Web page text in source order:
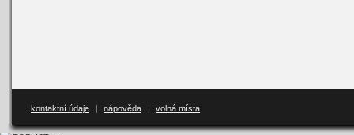
kontaktní údaje | nápověda | volná místa